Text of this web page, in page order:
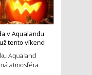
v Aqualandu
tento víkend
Aqualand
atmosféra.